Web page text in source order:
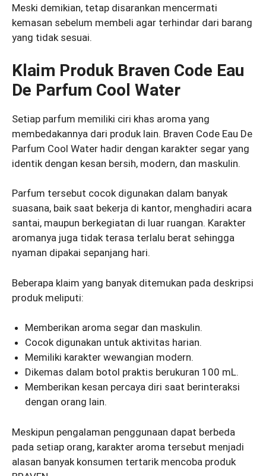
Meski demikian, tetap disarankan mencermati
kemasan sebelum membeli agar terhindar dari barang
yang tidak sesuai.
Klaim Produk Braven Code Eau
De Parfum Cool Water
Setiap parfum memiliki ciri khas aroma yang
membedakannya dari produk lain. Braven Code Eau De
Parfum Cool Water hadir dengan karakter segar yang
identik dengan kesan bersih, modern, dan maskulin.
Parfum tersebut cocok digunakan dalam banyak
suasana, baik saat bekerja di kantor, menghadiri acara
santai, maupun berkegiatan di luar ruangan. Karakter
aromanya juga tidak terasa terlalu berat sehingga
nyaman dipakai sepanjang hari.
Beberapa klaim yang banyak ditemukan pada deskripsi
produk meliputi:
Memberikan aroma segar dan maskulin.
Cocok digunakan untuk aktivitas harian.
Memiliki karakter wewangian modern.
Dikemas dalam botol praktis berukuran 100 mL.
Memberikan kesan percaya diri saat berinteraksi
dengan orang lain.
Meskipun pengalaman penggunaan dapat berbeda
pada setiap orang, karakter aroma tersebut menjadi
alasan banyak konsumen tertarik mencoba produk